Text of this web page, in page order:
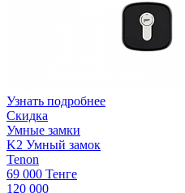
Узнать подробнее
Скидка
Умные замки
K2 Умный замок
Tenon
69 000 Тенге
120 000